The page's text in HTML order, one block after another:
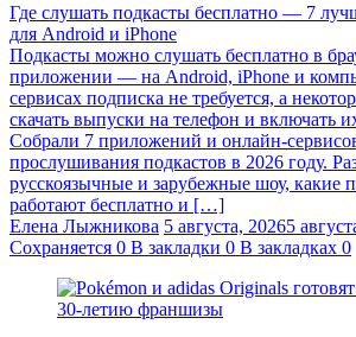
Где слушать подкасты бесплатно — 7
для Android и iPhone
Подкасты можно слушать бесплатно в
приложении — на Android, iPhone и
сервисах подписка не требуется, а
скачать выпуски на телефон и включать
Собрали 7 приложений и онлайн-
прослушивания подкастов в 2026 году.
русскоязычные и зарубежные шоу, какие
работают бесплатно и […]
Елена Лыжникова 5 августа, 20265
Сохраняется 0 В закладки 0 В закладках 0